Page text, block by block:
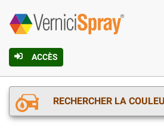
ACCÈS
RECHERCHER LA